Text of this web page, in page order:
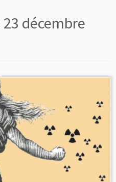
23 décembre